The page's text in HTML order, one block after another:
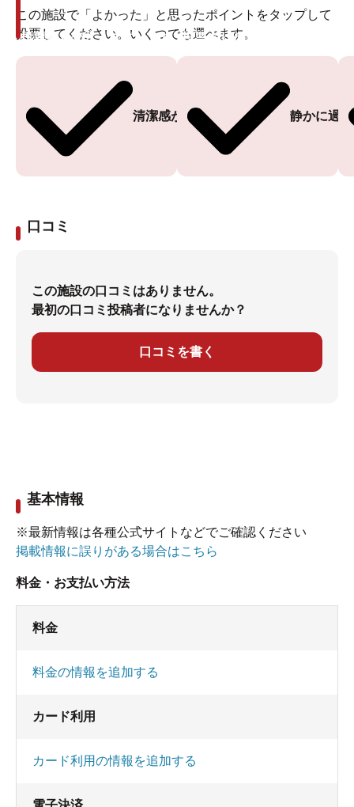
この施設で「よかった」と思ったポイントをタップして
投票してください。いくつでも選べます。
清潔感がある
投票ありがとうございます
静かに過
投票ありがとうございます
口コミ
この施設の口コミはありません。
最初の口コミ投稿者になりませんか？
口コミを書く
基本情報
※最新情報は各種公式サイトなどでご確認ください
掲載情報に誤りがある場合はこちら
料金・お支払い方法
料金
料金の情報を追加する
カード利用
カード利用の情報を追加する